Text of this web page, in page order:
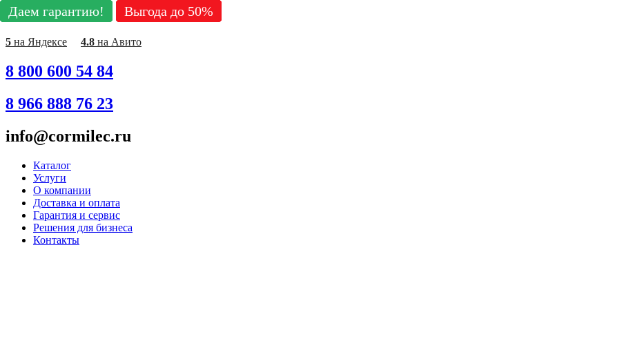
Перейти
к
содержимому
5 на Яндексе 4.8 на Авито
8 800 600 54 84
8 966 888 76 23
info@cormilec.ru
Каталог
Услуги
О компании
Доставка и оплата
Гарантия и сервис
Решения для бизнеса
Контакты
Даем гарантию! Выгода до 50%
Даем гарантию! Выгода до 50%
Даем гарантию! Выгода до 50%
Даем гарантию! Выгода до 50%
Даем гарантию! Выгода до 50%
Даем гарантию! Выгода до 50%
Даем гарантию! Выгода до 50%
Даем гарантию! Выгода до 50%
Даем гарантию! Выгода до 50%